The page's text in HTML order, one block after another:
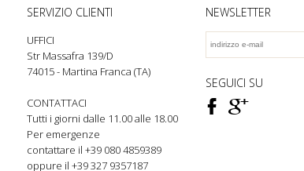
SERVIZIO CLIENTI
UFFICI
Str Massafra 139/D
74015 - Martina Franca (TA)
CONTATTACI
Tutti i giorni dalle 11.00 alle 18.00
Per emergenze
contattare il +39 0804859389
oppure il +39 327 9357187
NEWSLETTER
SEGUICI SU
F ì